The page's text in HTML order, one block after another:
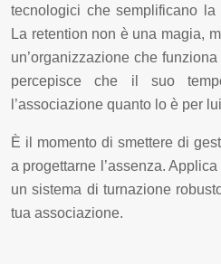
tecnologici che semplificano
La retention non è una magia,
un’organizzazione che
percepisce che il suo
l’associazione quanto lo è per
È il momento di smettere di
a progettarne l’assenza.
un sistema di turnazione
tua associazione.